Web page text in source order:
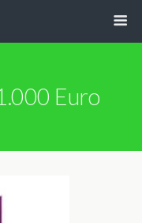
Euro